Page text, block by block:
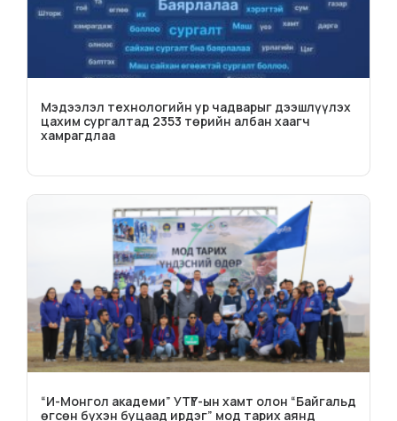
Мэдээлэл технологийн ур чадварыг дээшлүүлэх
цахим сургалтад 2353 төрийн албан хаагч
хамрагдлаа
“И-Монгол академи” УТҮГ-ын хамт олон “Байгальд
өгсөн бүхэн буцаад ирдэг” мод тарих аянд